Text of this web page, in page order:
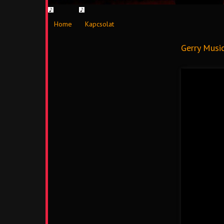
Home Kapcsolat
Gerry